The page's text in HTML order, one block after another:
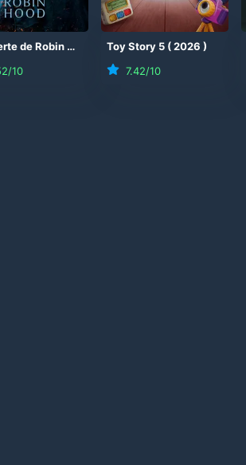
La muerte de Robin Hood 2026)
/10
Toy Story 5 (2026 )
7.42/10